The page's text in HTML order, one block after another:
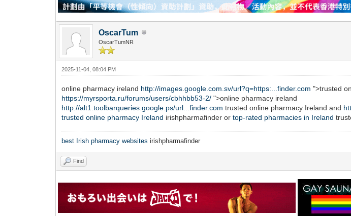
OscarTum
OscarTumNR
2025-11-04, 08:04 PM
online pharmacy ireland http://images.google.com.sv/url?q=https:...finder.com ">trusted
https://myrsporta.ru/forums/users/cbhhbb53-2/ ">online pharmacy ireland
http://alt1.toolbarqueries.google.ps/url...finder.com trusted online pharmacy Ireland and
trusted online pharmacy Ireland irishpharmafinder ortop-rated pharmacies in Ireland
best Irish pharmacy websites irishpharmafinder
Find